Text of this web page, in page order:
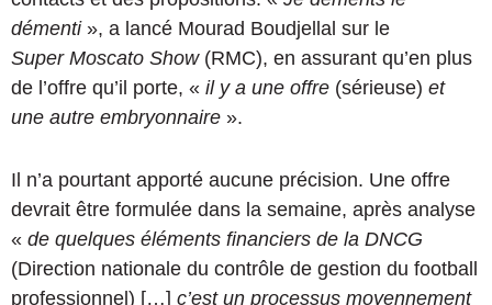
démenti», a lancé Mourad Boudjellal sur le
Super Moscato Show(RMC), en assurant qu’en plus
de l’offre qu’il porte, « il y a une offre (sérieuse) et
une autre embryonnaire ».
Il n’a pourtant apporté aucune précision. Une offre
devrait être formulée dans la semaine, après analyse
« de quelques éléments financiers de la DNCG
(Direction nationale du contrôle de gestion du football
professionnel) […] c’est un processus moyennement